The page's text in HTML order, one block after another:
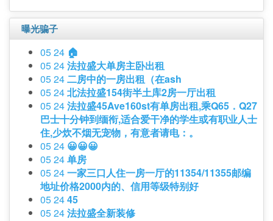
曝光骗子
05 24 🏠
05 24法拉盛大单房主卧出租
05 24二房中的一房出租（在ash
05 24北法拉盛154街半土库2房一厅出租
05 24法拉盛45Ave160st有单房出租,乘Q65．Q27
巴士十分钟到缅衔,适合爱干净的学生或有职业人士
住,少炊不烟无宠物，有意者请电：。
05 24 😀😀😀
05 24单房
05 24一家三口人住一房一厅的11354/11355邮编
地址价格2000内的、信用等级特别好
05 2445
05 24法拉盛全新装修